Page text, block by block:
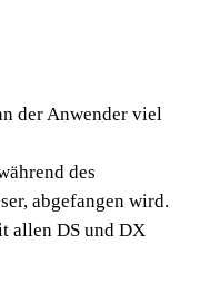
N
der Anwender viel
verhindert, dass
Spritzwasser,
der Anwender viel
des
abgefangen wird.
allen DS und DX